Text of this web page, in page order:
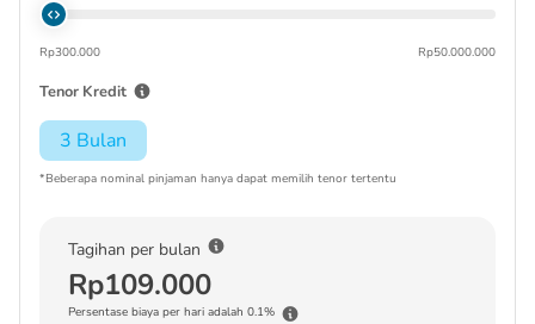
Rp300.000 Rp50.000.000
Tenor Kredit
3 Bulan
*Beberapa nominal pinjaman hanya dapat memilih tenor tertentu
Tagihan per bulan
Rp109.000
Persentase biaya per hari adalah 0.1%